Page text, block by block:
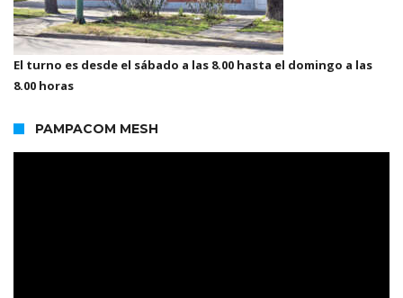
El turno es desde el sábado a las 8.00 hasta el domingo a las
8.00 horas
PAMPACOM MESH